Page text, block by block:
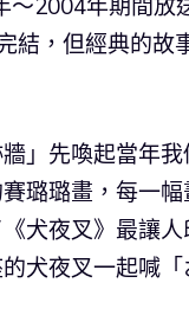
～2004年期間放
結，但經典的故
」先喚起當年我
璐璐畫，每一幅
犬夜叉》最讓人
犬夜叉一起喊「